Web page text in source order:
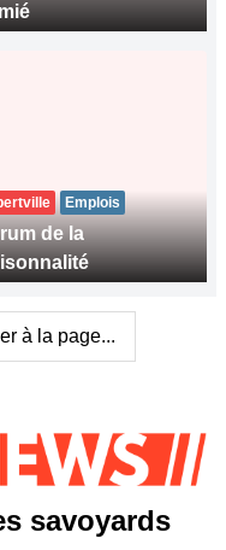
Emplois
de la
à la page...
savoyards